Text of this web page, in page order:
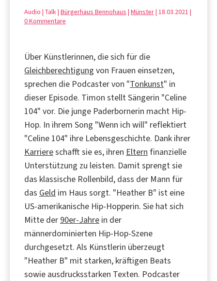
Audio | Talk | Bürgerhaus Bennohaus | Münster| 18.03.2021 |
0 Kommentare
Über Künstlerinnen, die sich für die
Gleichberechtigung von Frauen einsetzen,
sprechen die Podcaster von "Tonkunst" in
dieser Episode. Timon stellt Sängerin "Celine
104" vor. Die junge Paderbornerin macht Hip-
Hop. In ihrem Song "Wenn ich will" reflektiert
"Celine 104" ihre Lebensgeschichte. Dank ihrer
Karriereschafft sie es, ihren Eltern finanzielle
Unterstützung zu leisten. Damit sprengt sie
das klassische Rollenbild, dass der Mann für
das Geld im Haus sorgt. "Heather B" ist eine
US-amerikanische Hip-Hopperin. Sie hat sich
Mitte der 90er-Jahre in der
männerdominierten Hip-Hop-Szene
durchgesetzt. Als Künstlerin überzeugt
"Heather B" mit starken, kräftigen Beats
sowie ausdrucksstarken Texten. Podcaster